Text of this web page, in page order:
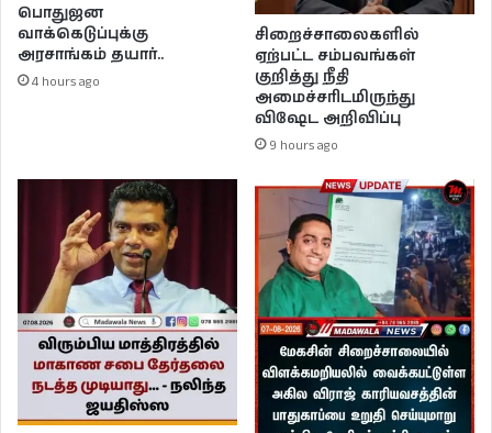
பொதுஜன
வாக்கெடுப்புக்கு
அரசாங்கம் தயார்..
4 hours ago
சிறைச்சாலைகளில்
ஏற்பட்ட சம்பவங்கள்
குறித்து நீதி
அமைச்சரிடமிருந்து
விஷேட அறிவிப்பு
9 hours ago